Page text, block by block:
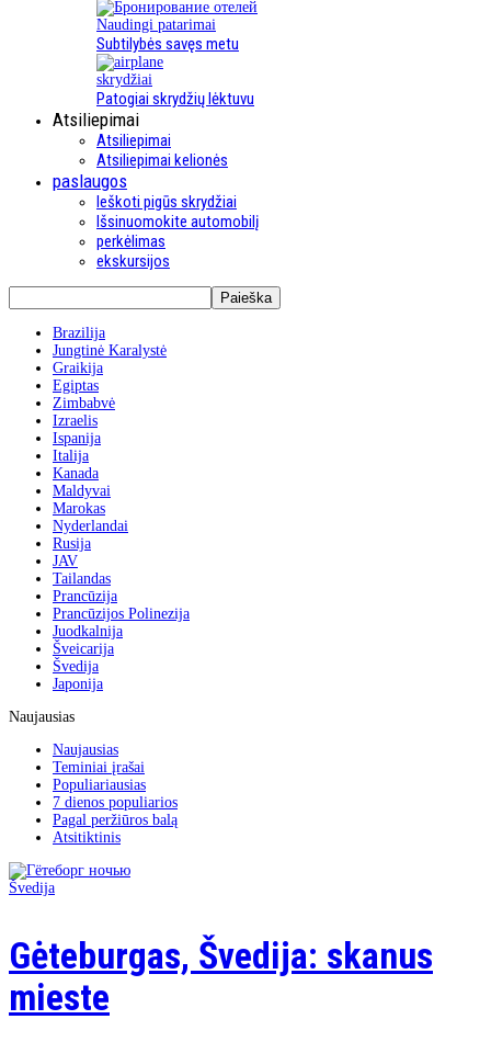
Naudingi patarimai
Subtilybės savęs metu
skrydžiai
Patogiai skrydžių lėktuvu
Atsiliepimai
Atsiliepimai
Atsiliepimai kelionės
paslaugos
Ieškoti pigūs skrydžiai
Išsinuomokite automobilį
perkėlimas
ekskursijos
Brazilija
Jungtinė Karalystė
Graikija
Egiptas
Zimbabvė
Izraelis
Ispanija
Italija
Kanada
Maldyvai
Marokas
Nyderlandai
Rusija
JAV
Tailandas
Prancūzija
Prancūzijos Polinezija
Juodkalnija
Šveicarija
Švedija
Japonija
Naujausias
Naujausias
Teminiai įrašai
Populiariausias
7 dienos populiarios
Pagal peržiūros balą
Atsitiktinis
Švedija
Gėteburgas, Švedija: skanus
mieste